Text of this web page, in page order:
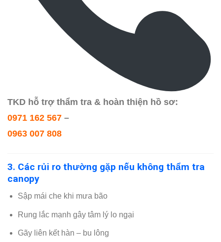
TKD hỗ trợ thẩm tra & hoàn thiện hồ sơ:
0971 162 567 –
0963 007 808
3. Các rủi ro thường gặp nếu không thẩm tra
canopy
Sập mái che khi mưa bão
Rung lắc mạnh gây tâm lý lo ngại
Gãy liên kết hàn – bu lông